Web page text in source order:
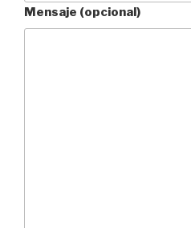
Mensaje (opcional)